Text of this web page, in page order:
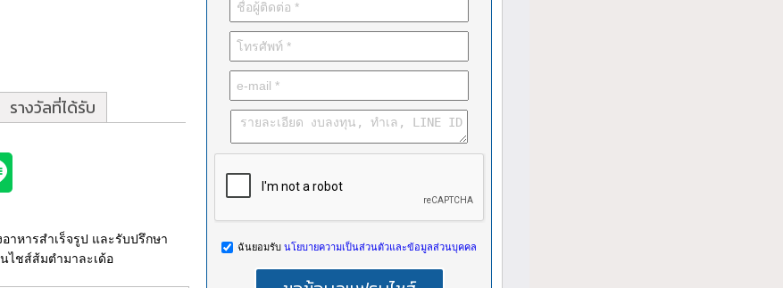
รางวัลที่ได้รับ
หารสำเร็จรูป และรับปรึกษา
ไชส์ส้มตำมาละเด้อ
ฉันยอมรับ นโยบายความเป็นส่วนตัวและข้อมูลส่วนบุคคล